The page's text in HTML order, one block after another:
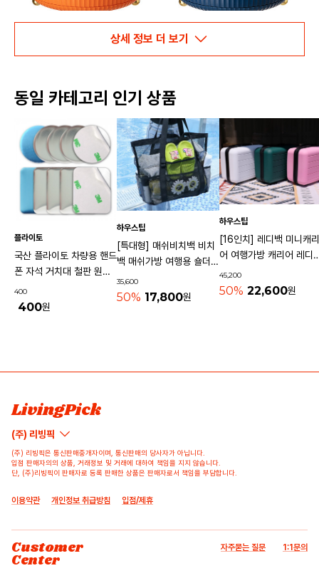
상세 정보 더 보기
동일 카테고리 인기 상품
플라이토
국산 플라이토 차량용 핸드
폰 자석 거치대 철판 원형
사각 40mm
400
400원
하우스팁
[특대형] 매쉬비치백 비치
백 매쉬가방 여행용 숄더백
물놀이가방 수영가방 물빠
지는가방
35,600
50% 17,800원
하우스팁
[16인치] 레디백 미니캐리
어 여행가방 캐리어 레디
기내용가방
45,200
50% 22,600원
LivingPick
(주) 리빙픽
(주) 리빙픽은 통신판매중개자이며, 통신판매의 당사자가 아닙니다.
입점 판매자의의 상품, 거래정보 및 거래에 대하여 책임을 지지 않습니다.
단, (주)리빙픽이 판매자로 등록 판매한 상품은 판매자로서 책임을 부담합니다.
이용약관 개인정보 취급방침 입점/제휴
Customer
Center
자주묻는 질문 1:1문의